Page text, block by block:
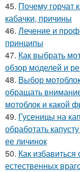
45. Почему горчат
кабачки, причины
46. Лечение и
принципы
47. Как выбрать
обзор моделей и
48. Выбор
обращать
мотоблок и какой
49. Гусеницы на
обработать
ее личинок
50. Как
естественных